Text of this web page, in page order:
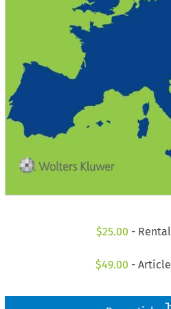
$25.00 -
$49.00 - Article